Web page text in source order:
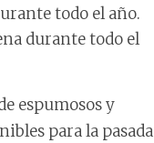
todo el año.
durante todo el
espumosos y
para la pasada